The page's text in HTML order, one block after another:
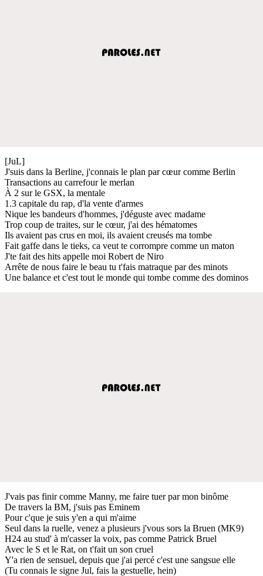
[JuL]
J'suis dans la Berline, j'connais le plan par cœur comme Berlin
Transactions au carrefour le merlan
À 2 sur le GSX, la mentale
1.3 capitale du rap, d'la vente d'armes
Nique les bandeurs d'hommes, j'déguste avec madame
Trop coup de traites, sur le cœur, j'ai des hématomes
Ils avaient pas crus en moi, ils avaient creusés ma tombe
Fait gaffe dans le tieks, ca veut te corrompre comme un maton
J'te fait des hits appelle moi Robert de Niro
Arrête de nous faire le beau tu t'fais matraque par des minots
Une balance et c'est tout le monde qui tombe comme des dominos
J'vais pas finir comme Manny, me faire tuer par mon binôme
De travers la BM, j'suis pas Eminem
Pour c'que je suis y'en a qui m'aime
Seul dans la ruelle, venez a plusieurs j'vous sors la Bruen (MK9)
H24 au stud' à m'casser la voix, pas comme Patrick Bruel
Avec le S et le Rat, on t'fait un son cruel
Y'a rien de sensuel, depuis que j'ai percé c'est une sangsue elle
(Tu connais le signe Jul, fais la gestuelle, hein)